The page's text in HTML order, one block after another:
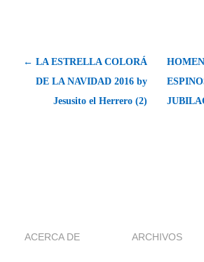
← LA ESTRELLA COLORÁ
DE LA NAVIDAD 2016 by
Jesusito el Herrero (2)
ACERCA DE ARCHIVOS